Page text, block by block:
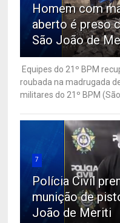
Homem com
aberto é preso
São João de
Equipes do 21º BPM
roubada na madrugada
militares do 21º BPM (São
7
Polícia Civil
munição de
João de Meriti